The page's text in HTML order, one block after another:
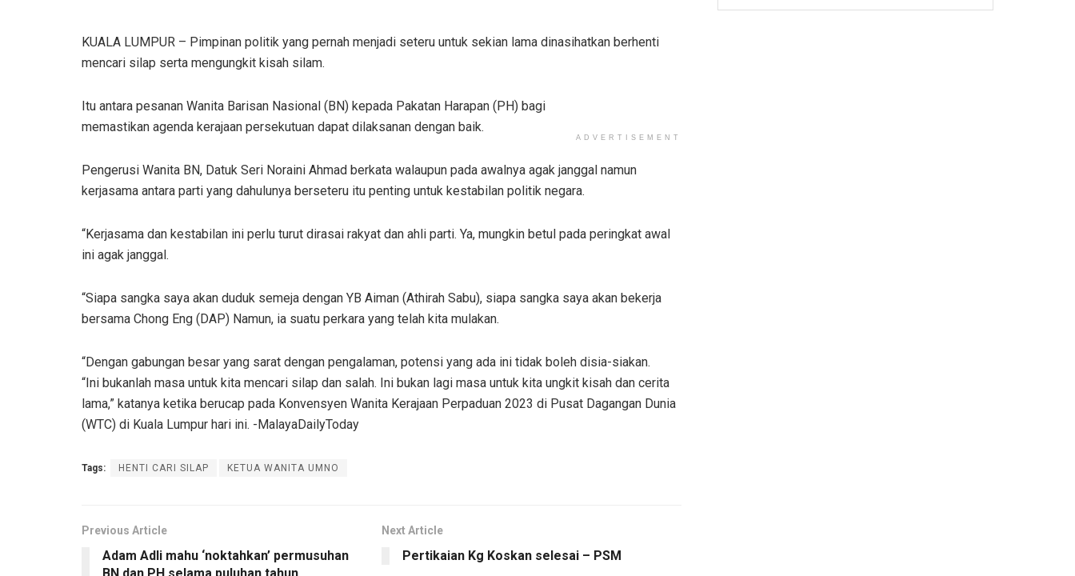
KUALA LUMPUR – Pimpinan politik yang pernah menjadi seteru untuk sekian lama dinasihatkan berhenti
mencari silap serta mengungkit kisah silam.
ADVERTISEMENT
Itu antara pesanan Wanita Barisan Nasional (BN) kepada Pakatan Harapan (PH) bagi
memastikan agenda kerajaan persekutuan dapat dilaksanan dengan baik.
Pengerusi Wanita BN, Datuk Seri Noraini Ahmad berkata walaupun pada awalnya agak janggal namun
kerjasama antara parti yang dahulunya berseteru itu penting untuk kestabilan politik negara.
“Kerjasama dan kestabilan ini perlu turut dirasai rakyat dan ahli parti. Ya, mungkin betul pada peringkat awal
ini agak janggal.
“Siapa sangka saya akan duduk semeja dengan YB Aiman (Athirah Sabu), siapa sangka saya akan bekerja
bersama Chong Eng (DAP) Namun, ia suatu perkara yang telah kita mulakan.
“Dengan gabungan besar yang sarat dengan pengalaman, potensi yang ada ini tidak boleh disia-siakan.
“Ini bukanlah masa untuk kita mencari silap dan salah. Ini bukan lagi masa untuk kita ungkit kisah dan cerita
lama,” katanya ketika berucap pada Konvensyen Wanita Kerajaan Perpaduan 2023 di Pusat Dagangan Dunia
(WTC) di Kuala Lumpur hari ini. -MalayaDailyToday
Tags: HENTI CARI SILAP KETUA WANITA UMNO
Previous Article
Adam Adli mahu ‘noktahkan’ permusuhan
Next Article
Pertikaian Kg Koskan selesai – PSM